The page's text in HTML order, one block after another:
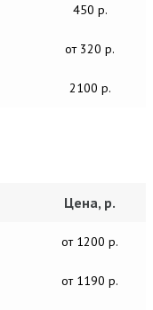
450 р.
от 320 р.
2100 р.
Цена, р.
от 1200 р.
от 1190 р.